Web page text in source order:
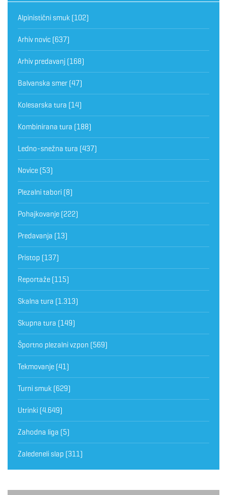
Alpinistični smuk (102)
Arhiv novic (637)
Arhiv predavanj (168)
Balvanska smer (47)
Kolesarska tura (14)
Kombinirana tura (188)
Ledno-snežna tura (437)
Novice (53)
Plezalni tabori (8)
Pohajkovanje (222)
Predavanja (13)
Pristop (137)
Reportaže (115)
Skalna tura (1.313)
Skupna tura (149)
Športno plezalni vzpon (569)
Tekmovanje (41)
Turni smuk (629)
Utrinki (4.649)
Zahodna liga (5)
Zaledeneli slap (311)